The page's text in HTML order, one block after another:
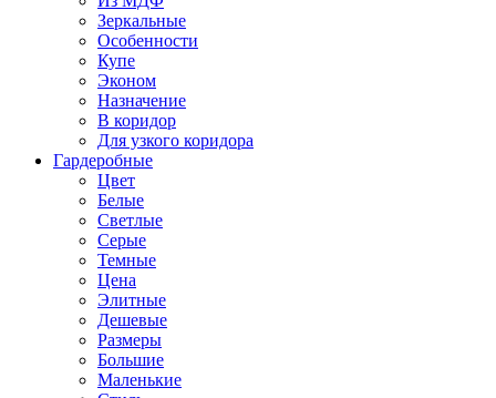
Зеркальные
Особенности
Купе
Эконом
Назначение
В коридор
Для узкого коридора
Гардеробные
Цвет
Белые
Светлые
Серые
Темные
Цена
Элитные
Дешевые
Размеры
Большие
Маленькие